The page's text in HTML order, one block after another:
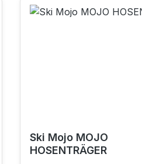
Ski Mojo MOJO
HOSENTRÄGER